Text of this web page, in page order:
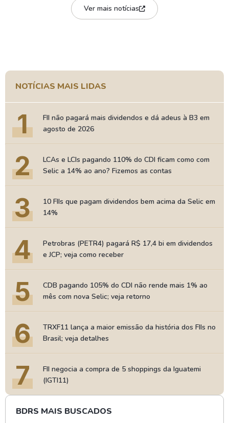
Ver mais notícias
NOTÍCIAS MAIS LIDAS
1
FII não pagará mais dividendos e dá adeus à B3 em
agosto de 2026
2
LCAs e LCIs pagando 110% do CDI ficam como com
Selic a 14% ao ano? Fizemos as contas
3
10 FIIs que pagam dividendos bem acima da Selic em
14%
4
Petrobras (PETR4) pagará R$ 17,4 bi em dividendos
e JCP; veja como receber
5
CDB pagando 105% do CDI não rende mais 1% ao
mês com nova Selic; veja retorno
6
TRXF11 lança a maior emissão da história dos FIIs no
Brasil; veja detalhes
7
FII negocia a compra de 5 shoppings da Iguatemi
(IGTI11)
BDRS MAIS BUSCADOS